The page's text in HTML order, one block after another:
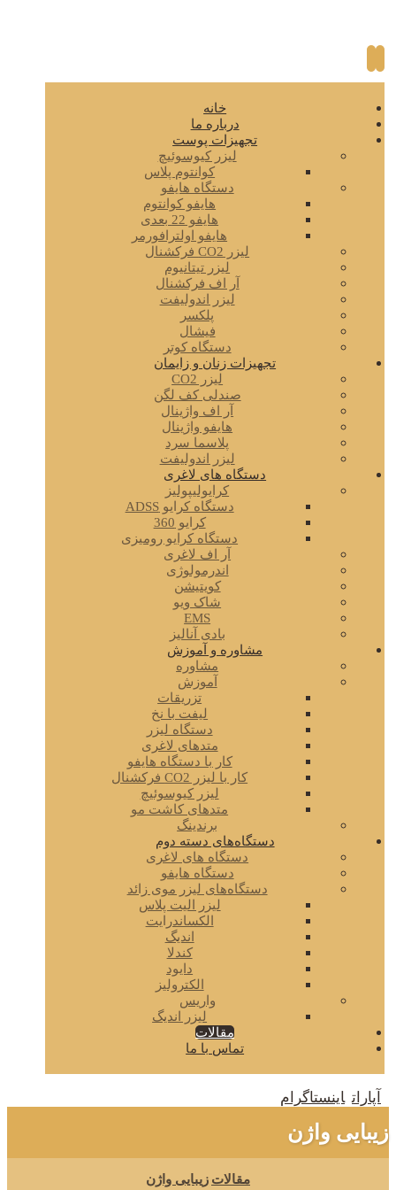
خانه
درباره ما
تجهیزات پوست
لیزر کیوسوئیچ
کوانتوم پلاس
دستگاه هایفو
هایفو کوانتوم
هایفو 22 بعدی
هایفو اولترافورمر
لیزر CO2 فرکشنال
لیزر تیتانیوم
آر اف فرکشنال
لیزر اندولیفت
پلکسر
فیشال
دستگاه کوتر
تجهیزات زنان و زایمان
لیزر CO2
صندلی کف لگن
آر اف واژینال
هایفو واژینال
پلاسما سرد
لیزر اندولیفت
دستگاه های لاغری
کرایولیپولیز
دستگاه کرایو ADSS
کرایو 360
دستگاه کرایو رومیزی
آر اف لاغری
اندرمولوژی
کویتیشن
شاک ویو
EMS
بادی آنالیز
مشاوره و آموزش
مشاوره
آموزش
تزریقات
لیفت با نخ
دستگاه لیزر
متدهای لاغری
کار با دستگاه هایفو
کار با لیزر CO2 فرکشنال
لیزر کیوسوئیچ
متدهای کاشت مو
برندینگ
دستگاه‌های دسته دوم
دستگاه های لاغری
دستگاه هایفو
دستگاه‌های لیزر موی زائد
لیزر الیت پلاس
الکساندرایت
اندیگ
کندلا
دایود
الکترولیز
واریس
لیزر اندیگ
مقالات
تماس با ما
آپارات اینستاگرام
زیبایی واژن
مقالات زیبایی واژن